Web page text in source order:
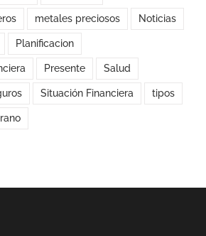
metales preciosos Noticias
Planificacion
Presente Salud
Situación Financiera tipos